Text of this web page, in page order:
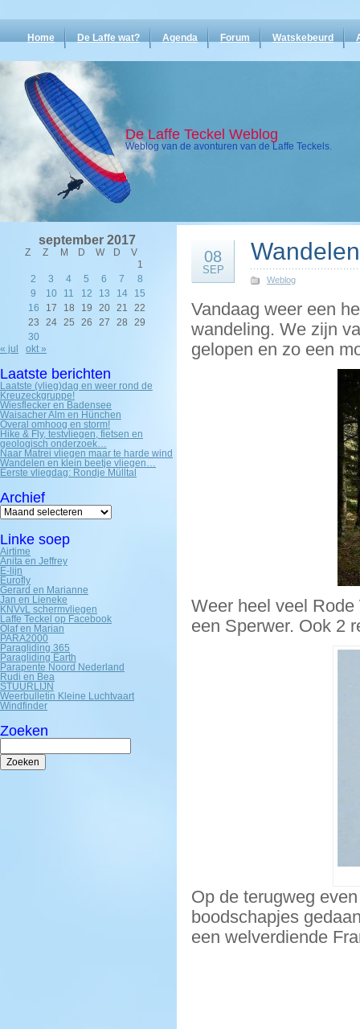
Home De Laffe wat? Agenda Forum Watskebeurd
De Laffe Teckel Weblog
Weblog van de avonturen van de Laffe Teckels.
september 2017
Z Z M D W D
V
1
2
3 4 5 6 7
8
9
10 11 12 13 14
15
16
17 18 19 20 21
22
23
24 25 26 27 28
29
30
« jul
okt »
Laatste berichten
Laatste (vlieg)dag en weer rond de
Kreuzeckgruppe!
Wiesflecker en Badensee
Waisacher Alm en Hünchen
Overal omhoog en storm!
Hike & Fly, testvliegen, fietsen en
geologisch onderzoek…
Naar Matrei vliegen maar te harde wind
Wandelen en klein beetje vliegen…
Eerste vliegdag: Rondje Mülltal
Archief
Archief
Linke soep
Airtime
Anita en Jeffrey
E-lijn
Eurofly
Gerard en Marianne
Jan en Lieneke
KNVvL schermvliegen
Laffe Teckel op Facebook
Olaf en Marian
PARA2000
Paragliding 365
Paragliding Earth
Parapente Noord Nederland
Rudi en Bea
STUURLIJN
Weerbulletin Kleine Luchtvaart
Windfinder
Zoeken
Zoeken
naar:
08
SEP
Weblog
Vandaag weer een
wandeling. We zijn
gelopen en zo een
Weer heel veel
een Sperwer. Ook 2
Op de terugweg
boodschapjes
een welverdiende